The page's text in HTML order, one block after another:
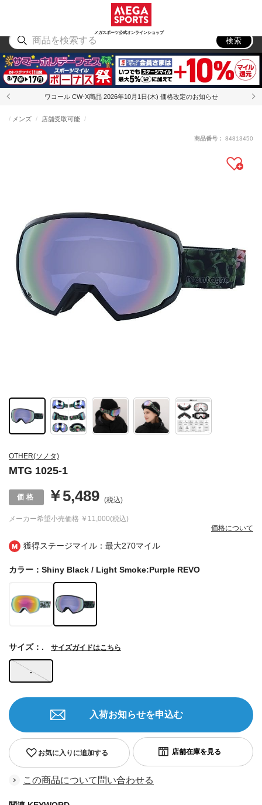
メガスポーツ公式オンラインショップ
アウトドア
検索
ワコール CW-X商品 2026年10月1日(木) 価格改定のお知らせ
獲得ステージマイル：最大270マイル
OTHER(ソノタ)
MTG 1025-1
メンズ 店舗受取可能
メーカー希望小売価格 ￥11,000(税込)
￥5,489 (税込)
価格について
商品番号： 84813450
カラー：Shiny Black / Light Smoke:Purple REVO
.
サイズ：. サイズガイドはこちら
お気に入りに追加する
入荷お知らせを申込む
この商品について問い合わせる